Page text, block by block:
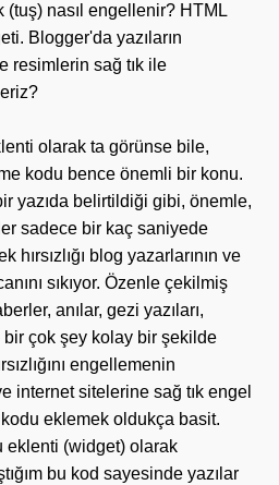
(tuş) nasıl engellenir? HTML
Blogger'da yazıların
resimlerin sağ tık ile
olarak ta görünse bile,
kodu bence önemli bir konu.
yazıda belirtildiği gibi, önemle,
sadece bir kaç saniyede
hırsızlığı blog yazarlarının ve
sıkıyor. Özenle çekilmiş
anılar, gezi yazıları,
çok şey kolay bir şekilde
engellemenin
internet sitelerine sağ tık engel
eklemek oldukça basit.
eklenti (widget) olarak
bu kod sayesinde yazılar